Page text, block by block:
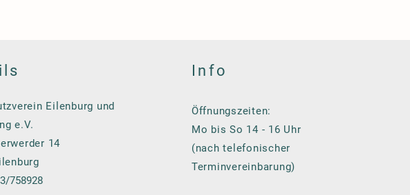
Eilenburg und
e.V.
14
758928
Info
Öffnungszeiten:
Mo bis So 14 - 16 Uhr
(nach telefonischer
Terminvereinbarung)